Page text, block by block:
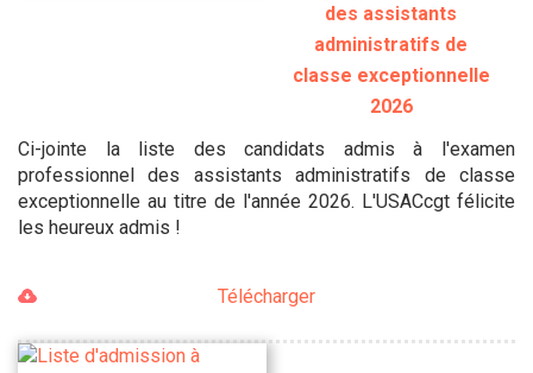
des assistants
administratifs de
classe exceptionnelle
2026
Ci-jointe la liste des candidats admis à l'examen
professionnel des assistants administratifs de classe
exceptionnelle au titre de l'année 2026. L'USACcgt félicite
les heureux admis !
Télécharger